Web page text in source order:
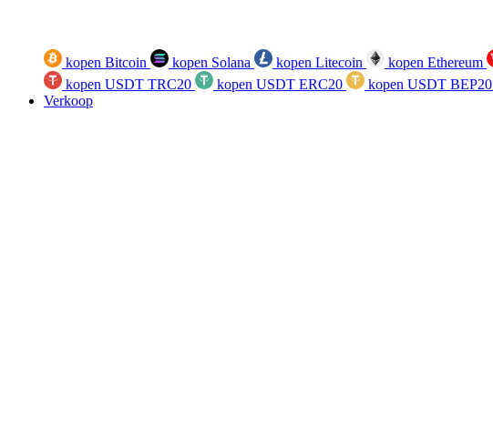
kopen Bitcoin kopen Solana kopen Litecoin kopen Ethereum
kopen USDT TRC20
kopen USDT ERC20 kopen USDT BEP20
Verkoop